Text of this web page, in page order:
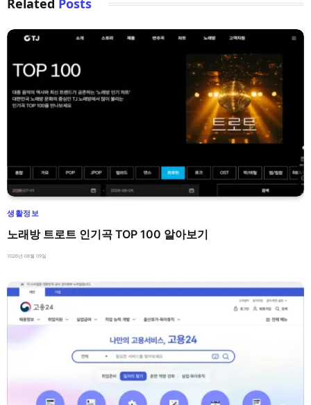
Related Posts
생활정보
노래방 트로트 인기곡 TOP 100 알아보기
2026년 08월 09일